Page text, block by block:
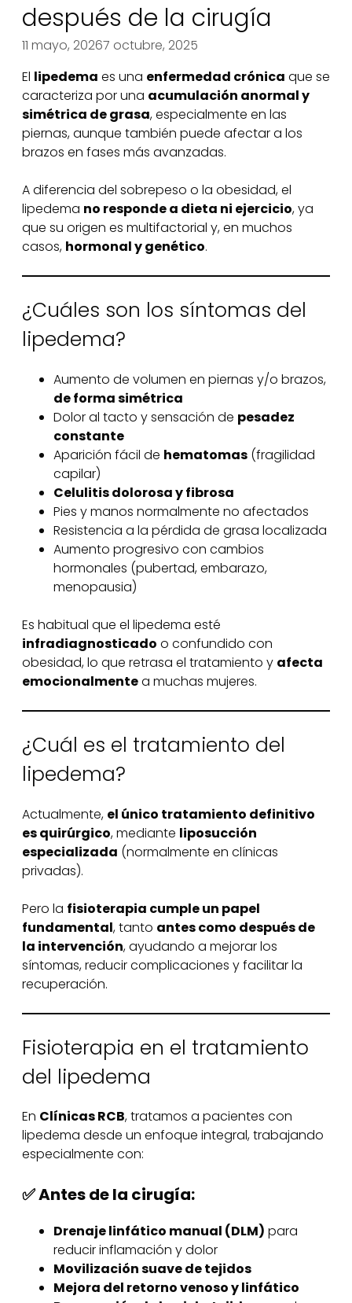
después de la cirugía
11 mayo, 20267 octubre, 2025
El lipedema es una enfermedad crónica que se
caracteriza por una acumulación anormal y
simétrica de grasa, especialmente en las
piernas, aunque también puede afectar a los
brazos en fases más avanzadas.
A diferencia del sobrepeso o la obesidad, el
lipedema no responde a dieta ni ejercicio, ya
que su origen es multifactorial y, en muchos
casos, hormonal y genético.
¿Cuáles son los síntomas del
lipedema?
Aumento de volumen en piernas y/o brazos,
de forma simétrica
Dolor al tacto y sensación de pesadez
constante
Aparición fácil de hematomas (fragilidad
capilar)
Celulitis dolorosa y fibrosa
Pies y manos normalmente no afectados
Resistencia a la pérdida de grasa localizada
Aumento progresivo con cambios
hormonales (pubertad, embarazo,
menopausia)
Es habitual que el lipedema esté
infradiagnosticado o confundido con
obesidad, lo que retrasa el tratamiento y afecta
emocionalmentea muchas mujeres.
¿Cuál es el tratamiento del
lipedema?
Actualmente, el único tratamiento definitivo
es quirúrgico, mediante liposucción
especializada (normalmente en clínicas
privadas).
Pero la fisioterapia cumple un papel
fundamental, tanto antes como después de
la intervención, ayudando a mejorar los
síntomas, reducir complicaciones y facilitar la
recuperación.
Fisioterapia en el tratamiento
del lipedema
En Clínicas RCB, tratamos a pacientes con
lipedema desde un enfoque integral, trabajando
especialmente con:
✅ Antes de la cirugía:
Drenaje linfático manual (DLM) para
reducir inflamación y dolor
Movilización suave de tejidos
Mejora del retorno venoso y linfático